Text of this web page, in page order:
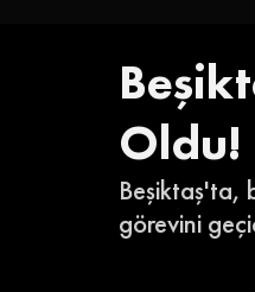
Oldu!
Beşiktaş'ta,
görevini